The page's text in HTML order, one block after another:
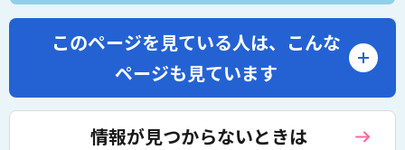
このページを見ている人は、 こんな
ページも見ています
情報が見つからないときは